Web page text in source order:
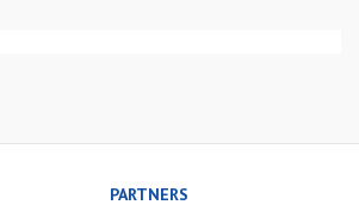
PARTNERS